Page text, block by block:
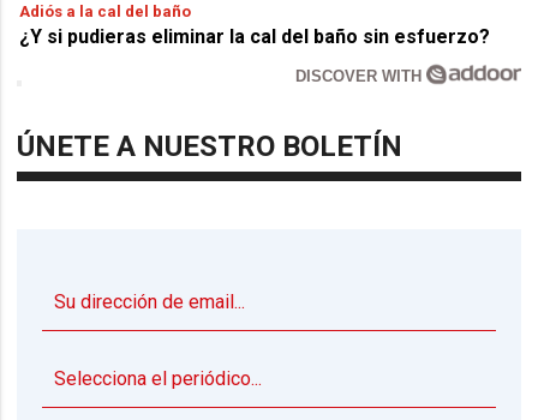
Adiós a la cal del baño
¿Y si pudieras eliminar la cal del baño sin esfuerzo?
DISCOVER WITH
ÚNETE A NUESTRO BOLETÍN